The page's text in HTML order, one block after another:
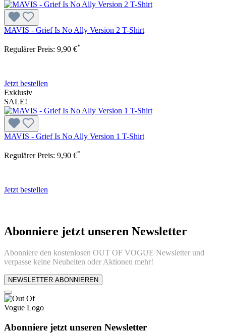
MAVIS - Grief Is No Ally Version 2 T-Shirt
Regulärer Preis: 9,90 €*
Jetzt bestellen
Exklusiv
SALE!
MAVIS - Grief Is No Ally Version 1 T-Shirt
Regulärer Preis: 9,90 €*
Jetzt bestellen
Abonniere jetzt unseren Newsletter
Abonniere den kostenlosen OUT OF VOGUE Newsletter und
verpasse keine Neuheiten oder Aktionen mehr!
NEWSLETTER ABONNIEREN
Abonniere jetzt unseren Newsletter